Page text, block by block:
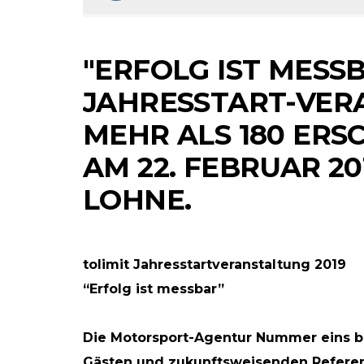
"ERFOLG IST
JAHRESSTART-
MEHR ALS 180
AM 22. FEBRUAR
LOHNE.
tolimit Jahresstartveranstaltung 2019
“Erfolg ist messbar”
Die Motorsport-Agentur Nummer eins
)Ausgabe
13 Jahre werk1®
neue Ausgabe 01